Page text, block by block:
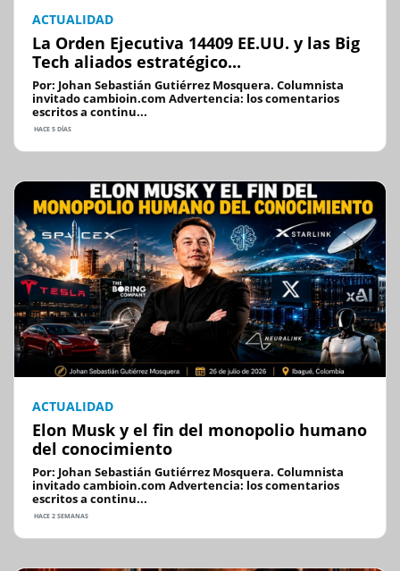
ACTUALIDAD
La Orden Ejecutiva 14409 EE.UU. y las Big
Tech aliados estratégico...
Por: Johan Sebastián Gutiérrez Mosquera. Columnista
invitado cambioin.com Advertencia: los comentarios
escritos a continu...
HACE 5 DÍAS
ACTUALIDAD
Elon Musk y el fin del monopolio humano
del conocimiento
Por: Johan Sebastián Gutiérrez Mosquera. Columnista
invitado cambioin.com Advertencia: los comentarios
escritos a continu...
HACE 2 SEMANAS